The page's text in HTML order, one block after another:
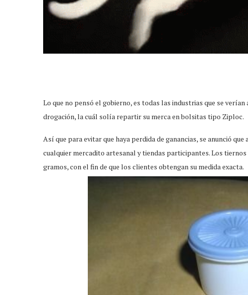
Lo que no pensó el gobierno, es todas las industrias que se
drogación, la cuál solía repartir su merca en bolsitas tipo Ziploc.
Así que para evitar que haya perdida de ganancias, se anunció
cualquier mercadito artesanal y tiendas participantes. Los tiernos
gramos, con el fin de que los clientes obtengan su medida exacta.